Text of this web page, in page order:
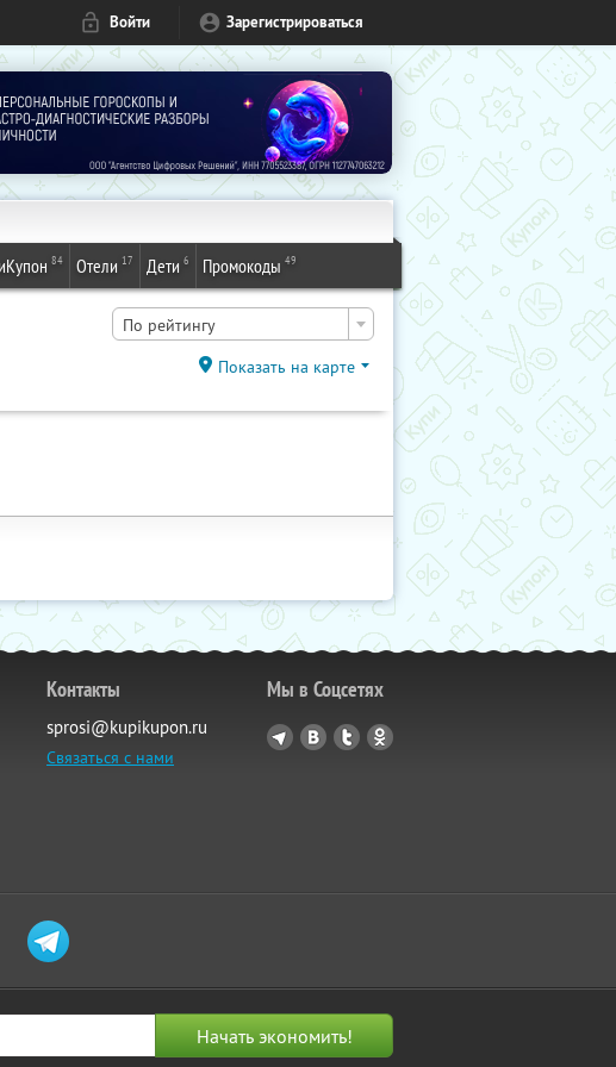
Войти Зарегистрироваться
84 Отели 17 Дети 6 Промокоды 49
По рейтингу
Показать на карте
Контакты
sprosi@kupikupon.ru
Связаться с нами
Мы в Соцсетях